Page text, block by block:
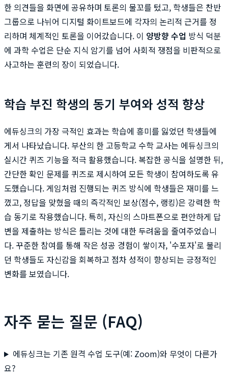
한 의견들을 화면에 공유하며 토론의 물꼬를 텄고, 학생들은 찬반
그룹으로 나뉘어 디지털 화이트보드에 각자의 논리적 근거를 정
리하며 체계적인 토론을 이어갔습니다. 이 양방향 수업 방식 덕분
에 과학 수업은 단순 지식 암기를 넘어 사회적 쟁점을 비판적으로
사고하는 훈련의 장이 되었습니다.
학습 부진 학생의 동기 부여와 성적 향상
에듀싱크의 가장 극적인 효과는 학습에 흥미를 잃었던 학생들에
게서 나타났습니다. 부산의 한 고등학교 수학 교사는 에듀싱크의
실시간 퀴즈 기능을 적극 활용했습니다. 복잡한 공식을 설명한 뒤,
간단한 확인 문제를 퀴즈로 제시하여 모든 학생이 참여하도록 유
도했습니다. 게임처럼 진행되는 퀴즈 방식에 학생들은 재미를 느
꼈고, 정답을 맞혔을 때의 즉각적인 보상(점수, 랭킹)은 강력한 학
습 동기로 작용했습니다. 특히, 자신의 스마트폰으로 편안하게 답
변을 제출하는 방식은 틀리는 것에 대한 두려움을 줄여주었습니
다. 꾸준한 참여를 통해 작은 성공 경험이 쌓이자, '수포자'로 불리
던 학생들도 자신감을 회복하고 점차 성적이 향상되는 긍정적인
변화를 보였습니다.
자주 묻는 질문 (FAQ)
에듀싱크는 기존 원격 수업 도구(예: Zoom)와 무엇이 다른가
요?